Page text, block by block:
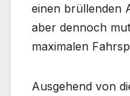
einen brüllenden
aber dennoch
maximalen
Ausgehend von